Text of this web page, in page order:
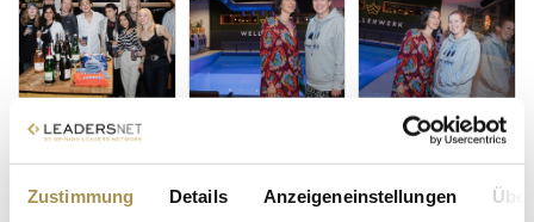
Zustimmung Details Anzeigeneinstellungen